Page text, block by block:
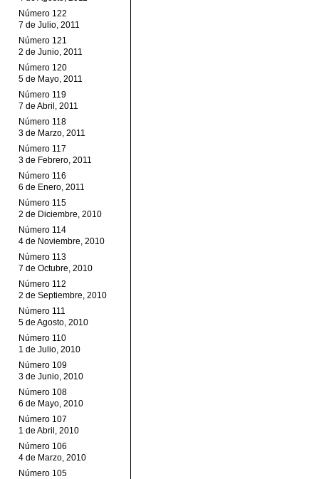
Número 122
7 de Julio, 2011
Número 121
2 de Junio, 2011
Número 120
5 de Mayo, 2011
Número 119
7 de Abril, 2011
Número 118
3 de Marzo, 2011
Número 117
3 de Febrero, 2011
Número 116
6 de Enero, 2011
Número 115
2 de Diciembre, 2010
Número 114
4 de Noviembre, 2010
Número 113
7 de Octubre, 2010
Número 112
2 de Septiembre, 2010
Número 111
5 de Agosto, 2010
Número 110
1 de Julio, 2010
Número 109
3 de Junio, 2010
Número 108
6 de Mayo, 2010
Número 107
1 de Abril, 2010
Número 106
4 de Marzo, 2010
Número 105